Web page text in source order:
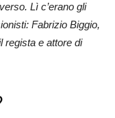
Lì c’erano gli
Fabrizio Biggio,
regista e attore di